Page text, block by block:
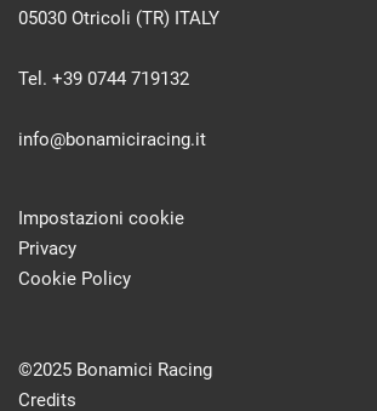
05030 Otricoli (TR) ITALY
Tel. +39 0744 719132
info@bonamiciracing.it
Impostazioni cookie
Privacy
Cookie Policy
©2025 Bonamici Racing
Credits